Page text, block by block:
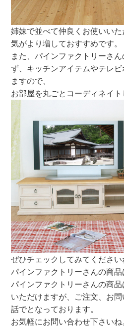
姉妹で並べて仲良くお使いい
気がより増しておすすめです。
また、パインファクトリーさ
ず、キッチンアイテムやテレ
ますので、
お部屋を丸ごとコーディネイト
ぜひチェックしてみてください
パインファクトリーさんの商品
パインファクトリーさんの商
いただけますが、ご注文、お
話でとなっております。
お気軽にお問い合わせ下さいね